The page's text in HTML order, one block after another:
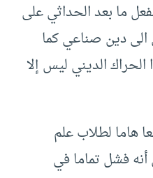
ما بعد الحداثي على
الى دين صناعي كما
الديني ليس إلا
هاما لطلاب علم
أنه فشل تماما في